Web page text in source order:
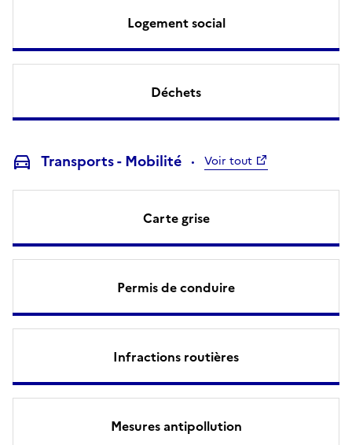
Logement social
Déchets
Transports - Mobilité Voir tout
Carte grise
Permis de conduire
Infractions routières
Mesures antipollution